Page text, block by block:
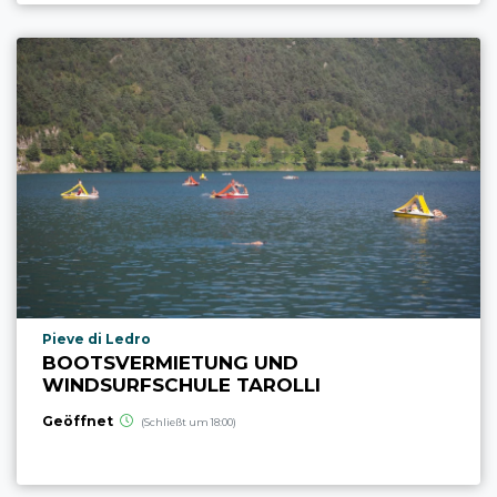
aria.poi_location_prefix
Pieve di Ledro
BOOTSVERMIETUNG UND
WINDSURFSCHULE TAROLLI
Geöffnet (Schließt um 18:00)